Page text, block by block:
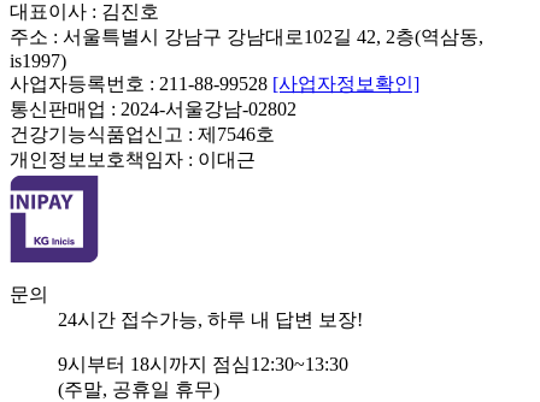
대표이사 : 김진호
주소 : 서울특별시 강남구 강남대로102길 42, 2층(역삼동,
is1997)
사업자등록번호 : 211-88-99528 [사업자정보확인]
통신판매업 : 2024-서울강남-02802
건강기능식품업신고 : 제7546호
개인정보보호책임자 : 이대근
문의
24시간 접수가능, 하루 내 답변 보장!
9시부터 18시까지 점심12:30~13:30
(주말, 공휴일 휴무)